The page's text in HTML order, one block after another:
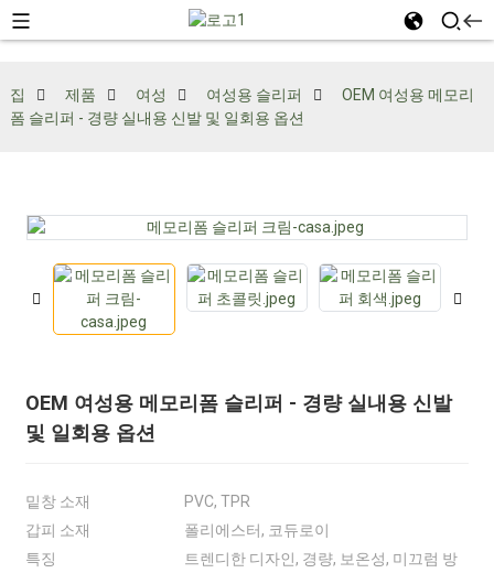
집 제품 여성 여성용 슬리퍼
OEM 여성용 메모리
폼 슬리퍼 - 경량 실내용 신발 및 일회용 옵션
OEM 여성용 메모리폼 슬리퍼 - 경량 실내용 신발
및 일회용 옵션
밑창 소재
PVC, TPR
갑피 소재
폴리에스터, 코듀로이
특징
트렌디한 디자인, 경량, 보온성, 미끄럼 방